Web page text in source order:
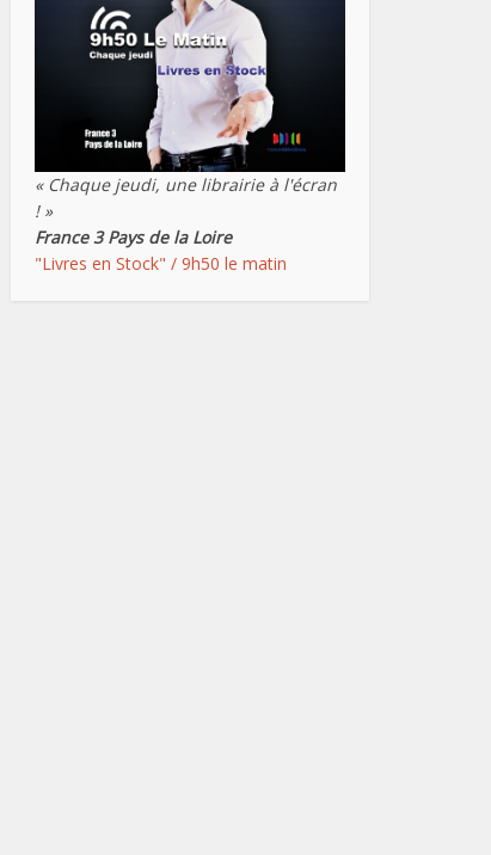
« Chaque jeudi, une librairie à l'écran
! »
France 3 Pays de la Loire
"Livres en Stock" / 9h50 le matin